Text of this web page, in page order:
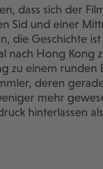
dass sich der
Sid und einer
die Geschichte
nach Hong Kong
zu einem runden
deren
mehr
hinterlassen